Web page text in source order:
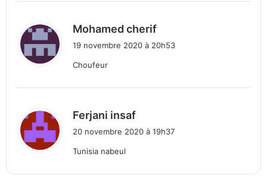
Mohamed cherif
19 novembre 2020 à 20h53
Choufeur
Ferjani insaf
20 novembre 2020 à 19h37
Tunisia nabeul